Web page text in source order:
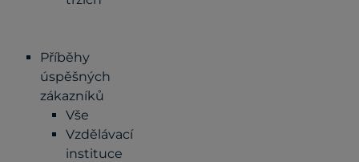
Příběhy
úspěšných
zákazníků
Vše
Vzdělávací
instituce